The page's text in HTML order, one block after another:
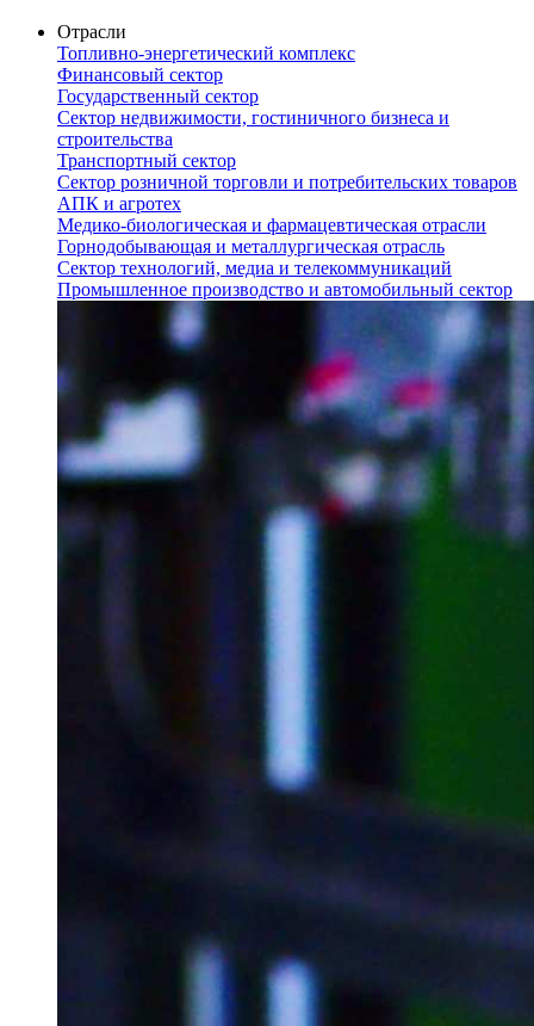
Отрасли
Топливно-энергетический комплекс
Финансовый сектор
Государственный сектор
Сектор недвижимости, гостиничного бизнеса и
строительства
Транспортный сектор
Сектор розничной торговли и потребительских товаров
АПК и агротех
Медико-биологическая и фармацевтическая отрасли
Горнодобывающая и металлургическая отрасль
Сектор технологий, медиа и телекоммуникаций
Промышленное производство и автомобильный сектор